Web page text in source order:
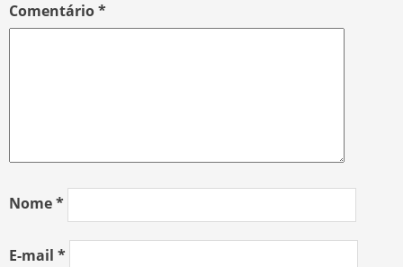
Comentário*
Nome*
E-mail *